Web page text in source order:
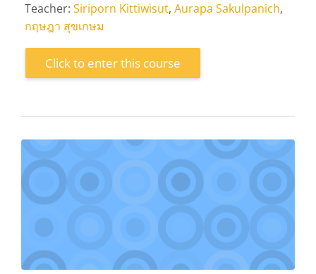
Teacher: Siriporn Kittiwisut, Aurapa Sakulpanich,
กฤษฎา สุขเกษม
Click to enter this course